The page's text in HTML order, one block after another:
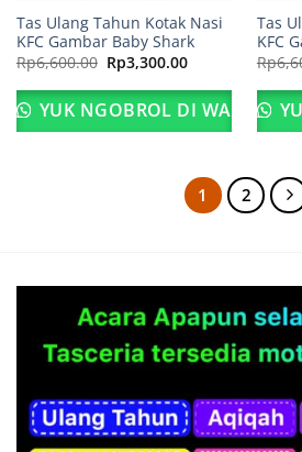
Tas Ulang Tahun Kotak Nasi
KFC Gambar Baby Shark
Rp6,600.00 Harga
aslinya
adalah:
Rp6,600.00.
Rp3,300.00Harga
ini
adalah:
Rp3,300.00.
YUK NGOBROL DI WA
Tas
KFC
Rp
1 2